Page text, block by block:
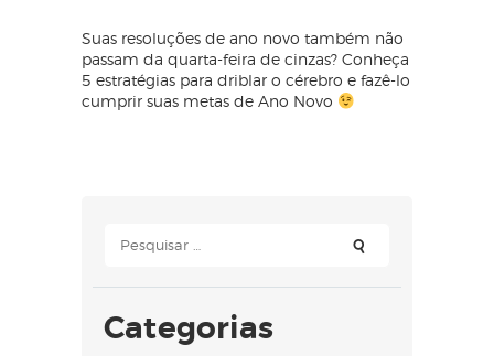
Suas resoluções de ano novo também não
passam da quarta-feira de cinzas? Conheça
5 estratégias para driblar o cérebro e fazê-lo
cumprir suas metas de Ano Novo
Categorias